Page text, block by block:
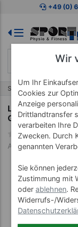
Zum Kaufbereich
+49 (0)
Start Therapieliegen
Lojer
Grauweiß mit
Art-Nr. 23437-06
Wir
Um Ihr
Cookies zur
Anzeige
Drittlandtransfer
verarbeiten Ihre
Zwecken. Durch
genannten
Sie können
Zustimmung mit
oderablehnen.
Widerrufs-/